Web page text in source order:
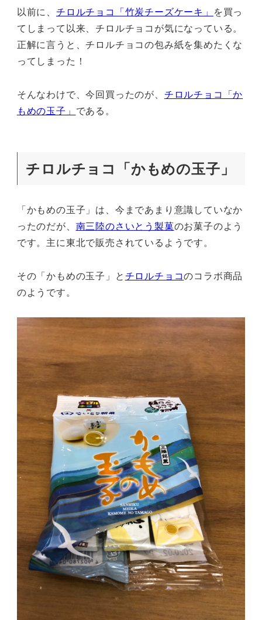
以前に、 チロルチョコ「竹炭チーズケーキ」 を買っ
てしまって以来、チロルチョコが気になっている。
正解に言うと、チロルチョコの包み紙を集めたくな
ってしまった！
そんなわけで、今回買ったのが、 チロルチョコ「か
もめの玉子」 である。
チロルチョコ「かもめの玉子」
「かもめの玉子」は、今まであまり意識していなか
ったのだが、 南三陸のさいとう製菓のお菓子のよう
です。主に東北で販売されているようです。
その「かもめの玉子」とチロルチョコのコラボ商品
のようです。